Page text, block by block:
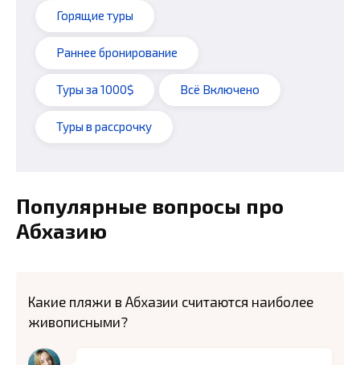
Горящие туры
Раннее бронирование
Туры за 1000$ Всё Включено
Туры в рассрочку
Популярные вопросы про
Абхазию
Какие пляжи в Абхазии считаются наиболее
живописными?